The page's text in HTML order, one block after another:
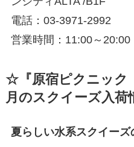
電話：03-3971-2992
営業時間：11:00～20:00
☆『原宿ピクニック
月のスクイーズ入荷
夏らしい水系スクイーズ